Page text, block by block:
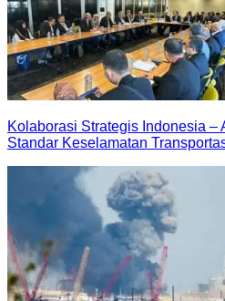
Kolaborasi Strategis Indonesia –
Standar Keselamatan